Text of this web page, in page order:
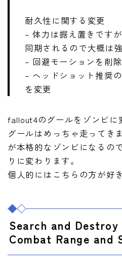
耐久性に関する変更
– 体力は据え置きです
同期されるので大概は
– 回避モーションを削除
– ヘッドショット推奨
を変更
fallout4のグールをゾンビに
グールはめっちゃ走ってき
が本格的なゾンビになるの
りに変わります。
個人的にはこちらの方が好
Search and
Combat Range and